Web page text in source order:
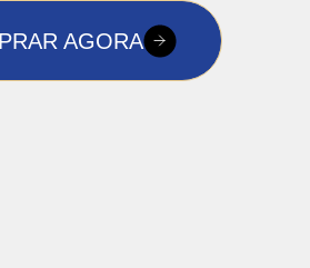
AGORA